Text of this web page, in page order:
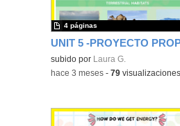
Contenido educativo.
subido por Laura G.
4 páginas
-hace 3 meses- 79visualizaciones